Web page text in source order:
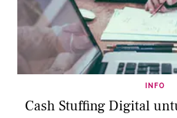
INFO
Cash Stuffing Digital